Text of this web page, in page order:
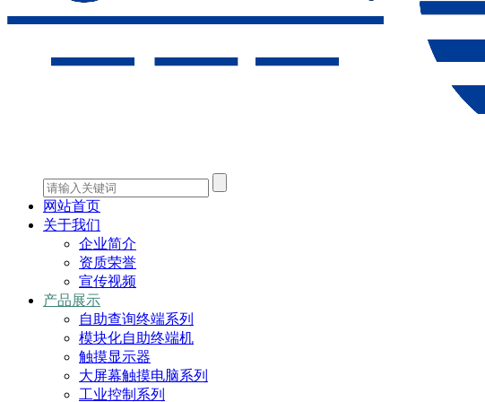
网站首页
关于我们
企业简介
资质荣誉
宣传视频
产品展示
自助查询终端系列
模块化自助终端机
触摸显示器
大屏幕触摸电脑系列
工业控制系列